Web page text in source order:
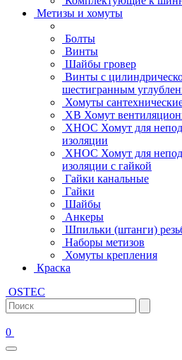
Метизы и хомуты
Болты
Винты
Шайбы гровер
Винты с
шестигранным
Хомуты
ХВ Хомут
ХНОС Хомут для
изоляции
ХНОС Хомут для
изоляции с гайкой
Гайки канальные
Гайки
Шайбы
Анкеры
Шпильки (штанги)
Наборы метизов
Хомуты крепления
Краска
OSTEC
0